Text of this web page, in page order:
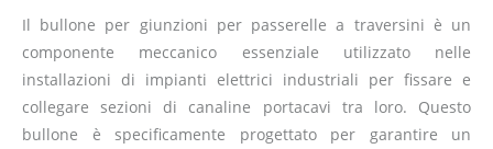
Il bullone per giunzioni per passerelle a traversini è un
componente meccanico essenziale utilizzato nelle
installazioni di impianti elettrici industriali per fissare e
collegare sezioni di canaline portacavi tra loro. Questo
bullone è specificamente progettato per garantire un